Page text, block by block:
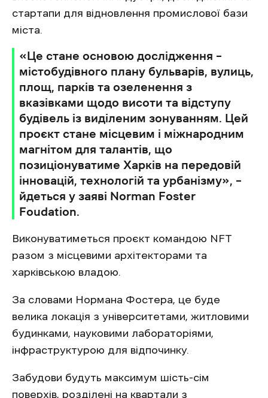
стартапи для відновлення промислової бази
міста.
«Це стане основою дослідження –
містобудівного плану бульварів, вулиць,
площ, парків та озеленення з
вказівками щодо висоти та відступу
будівель із виділеним зонуванням. Цей
проєкт стане місцевим і міжнародним
магнітом для талантів, що
позиціонуватиме Харків на передовій
інновацій, технологій та урбанізму», –
йдеться у заяві Norman Foster
Foudation.
Виконуватиметься проєкт командою NFT
разом з місцевими архітекторами та
харківською владою.
За словами Нормана Фостера, це буде
велика локація з університетами, житловими
будинками, науковими лабораторіями,
інфраструктурою для відпочинку.
Забудови будуть максимум шість-сім
поверхів, розділені на квартали з